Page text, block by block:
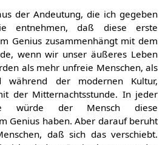
der Andeutung, die ich gegeben
entnehmen, daß diese erste
Genius zusammenhängt mit dem
wenn wir unser äußeres Leben
als mehr unfreie Menschen, als
der modernen Kultur,
der Mitternachtsstunde. In jeder
würde der Mensch diese
Genius haben. Aber darauf beruht